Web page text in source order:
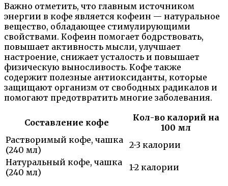
Важно отметить, что главным источником
энергии в кофе является кофеин — натуральное
вещество, обладающее стимулирующими
свойствами. Кофеин помогает бодрствовать,
повышает активность мысли, улучшает
настроение, снижает усталость и повышает
физическую выносливость. Кофе также
содержит полезные антиоксиданты, которые
защищают организм от свободных радикалов и
помогают предотвратить многие заболевания.
Составление кофе
Кол-во калорий на
100 мл
Растворимый кофе, чашка
(240 мл)
2-3 калории
Натуральный кофе, чашка
(240 мл)
1-2 калории